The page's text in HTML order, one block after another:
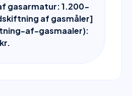
gasarmatur: 1.200-
af gasmåler]
af-gasmaaler):